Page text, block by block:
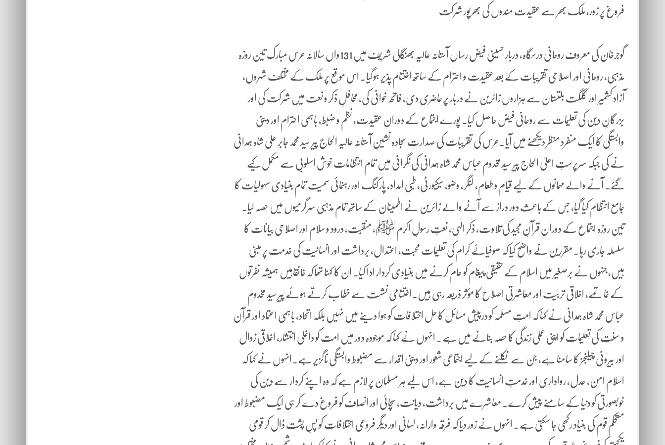
فروغ پر زور، ملک بھر سے عقیدت مندوں کی بھرپور شرکت
گوجرخان کی معروف روحانی درسگاہ، دربار حسینی فیض رساں آستانہ عالیہ بھنگالی شریف میں 131واں سالانہ عرس مبارک تین روزہ
مذہبی، روحانی اور اصلاحی تقریبات کے بعد عقیدت و احترام کے ساتھ اختتام پذیر ہوگیا۔ اس موقع پر ملک کے مختلف شہروں،
آزاد کشمیر اور گلگت بلتستان سے ہزاروں زائرین نے دربار پر حاضری دی، فاتحہ خوانی کی، محافلِ ذکر و نعت میں شرکت کی اور
بزرگانِ دین کی تعلیمات سے روحانی فیض حاصل کیا۔ پورے اجتماع کے دوران عقیدت، نظم و ضبط، باہمی احترام اور دینی
وابستگی کا ایک منفرد منظر دیکھنے میں آیا۔عرس کی تقریبات کی صدارت سجادہ نشین آستانہ عالیہ الحاج پیر سید محمد جابر علی شاہ ہمدانی
نے کی جبکہ سرپرستِ اعلیٰ الحاج پیر سید مخدوم عباس محمد شاہ ہمدانی کی نگرانی میں تمام انتظامات خوش اسلوبی سے مکمل کیے
گئے۔ آنے والے مہمانوں کے لیے قیام و طعام، لنگر، وضو، سیکیورٹی، طبی امداد، پارکنگ اور رہنمائی سمیت تمام بنیادی سہولیات کا
جامع انتظام کیا گیا، جس کے باعث دور دراز سے آنے والے زائرین نے اطمینان کے ساتھ تمام مذہبی سرگرمیوں میں حصہ لیا۔
تین روزہ اجتماع کے دوران قرآنِ مجید کی تلاوت، ذکرِ الٰہی، نعتِ رسولِ اکرم ﷺ، منقبت، درود و سلام اور اصلاحی بیانات کا
سلسلہ جاری رہا۔ مقررین نے واضح کیا کہ صوفیائے کرام کی تعلیمات محبت، اعتدال، برداشت اور انسانیت کی خدمت پر مبنی
ہیں، جنہوں نے برصغیر میں اسلام کے حقیقی پیغام کو عام کرنے میں بنیادی کردار ادا کیا۔ ان کا کہنا تھا کہ خانقاہیں ہمیشہ نفرتوں
کے خاتمے، اخلاقی تربیت اور معاشرتی اصلاح کا مؤثر ذریعہ رہی ہیں۔اختتامی نشست سے خطاب کرتے ہوئے پیر سید مخدوم
عباس محمد شاہ ہمدانی نے کہا کہ امتِ مسلمہ کو درپیش مسائل کا حل اختلافات کو ہوا دینے میں نہیں بلکہ اتحاد، باہمی اعتماد اور قرآن
و سنت کی تعلیمات کو اپنی عملی زندگی کا حصہ بنانے میں ہے۔ انہوں نے کہا کہ موجودہ دور میں امت کو داخلی انتشار، اخلاقی زوال
اور بیرونی چیلنجز کا سامنا ہے، جن سے نکلنے کے لیے اجتماعی شعور اور دینی اقدار سے مضبوط وابستگی ناگزیر ہے۔انہوں نے کہا کہ
اسلام امن، عدل، رواداری اور خدمتِ انسانیت کا دین ہے، اس لیے ہر مسلمان پر لازم ہے کہ وہ اپنے کردار سے دین کی
خوبصورتی کو دنیا کے سامنے پیش کرے۔ معاشرے میں برداشت، دیانت، سچائی اور انصاف کو فروغ دے کر ہی ایک مضبوط اور
مستحکم قوم کی بنیاد رکھی جا سکتی ہے۔ انہوں نے زور دیا کہ فرقہ وارانہ، لسانی اور دیگر فروعی اختلافات کو پسِ پشت ڈال کر قومی